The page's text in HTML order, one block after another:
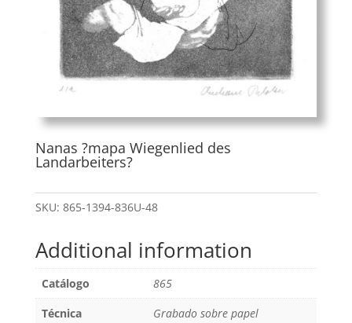
Nanas ?mapa Wiegenlied des
Landarbeiters?
SKU: 865-1394-836U-48
Additional information
Catálogo
865
Técnica
Grabado sobre papel